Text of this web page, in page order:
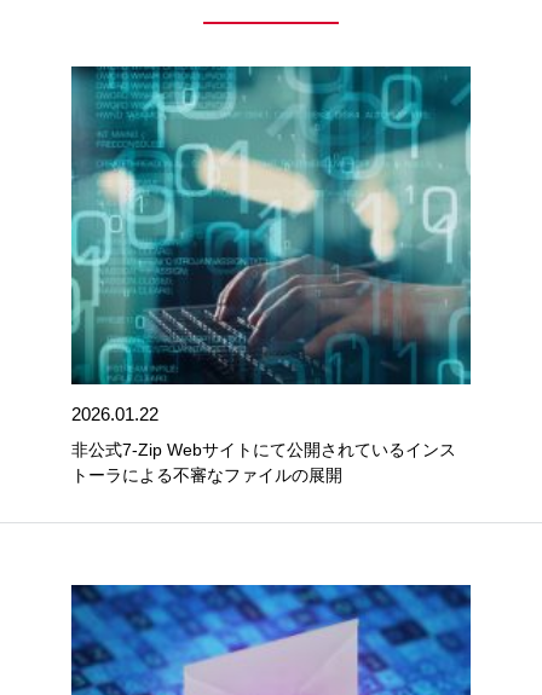
2026.01.22
非公式7-Zip Webサイトにて公開されているインス
トーラによる不審なファイルの展開